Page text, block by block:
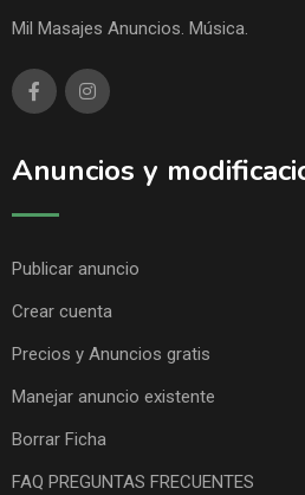
Mil Masajes Anuncios. Música.
Anuncios y
Publicar anuncio
Crear cuenta
Precios y Anuncios gratis
Manejar anuncio existente
Borrar Ficha
FAQ PREGUNTAS FRECUENTES